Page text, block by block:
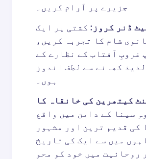
جزیرے پر آرام کریں۔
ڈنر کروز : کشتی پر ایک
شام کا تجربہ کریں،
غروبِ آفتاب کے نظارے کے
کھانے سے لطف اندوز
ہوں۔
کیتھرین کی خانقاہ کا
سینا کے دامن میں واقع
کی قدیم ترین اور مشہور
میں سے ایک کی تاریخ
روحانیت میں خود کو محو